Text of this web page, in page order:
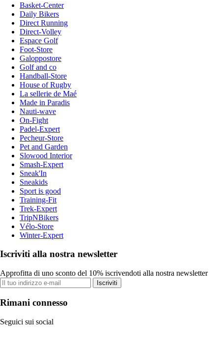
Basket-Center
Daily Bikers
Direct Running
Direct-Volley
Espace Golf
Foot-Store
Galoppostore
Golf and co
Handball-Store
House of Rugby
La sellerie de Maé
Made in Paradis
Nauti-wave
On-Fight
Padel-Expert
Pecheur-Store
Pet and Garden
Slowood Interior
Smash-Expert
Sneak'In
Sneakids
Sport is good
Training-Fit
Trek-Expert
TripNBikers
Vélo-Store
Winter-Expert
Iscriviti alla nostra newsletter
Approfitta di uno sconto del 10% iscrivendoti alla nostra newsletter
Iscriviti
Rimani connesso
Seguici sui social